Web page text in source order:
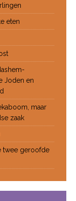
eten
Joden en
maar
zaak
twee geroofde